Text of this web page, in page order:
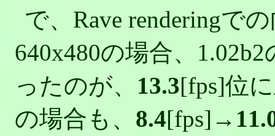
で、Rave renderingで
640x480の場合、
ったのが、 13.3[fps]位
の場合も、 8.4[fps]→